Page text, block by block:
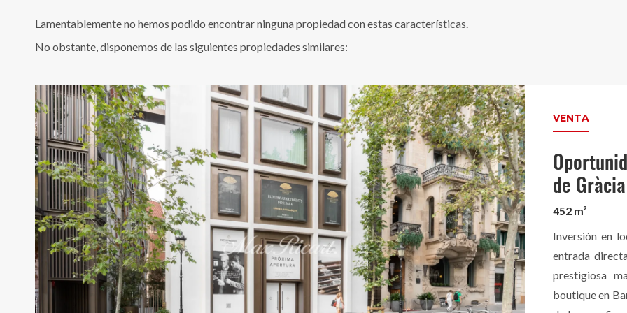
Lamentablemente no hemos podido encontrar ninguna propiedad con estas características.
No obstante, disponemos de las siguientes propiedades similares:
VENTA
de Gràcia
452 m²
Inversión en
entrada
prestigiosa
boutique en